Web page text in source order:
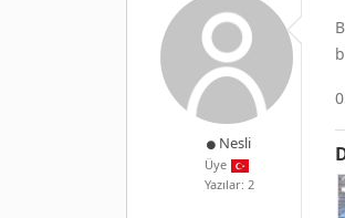
Nesli
Üye
Yazılar: 2